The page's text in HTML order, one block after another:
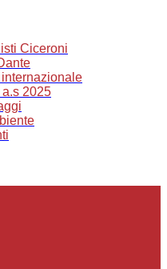
Ciceroni
2025